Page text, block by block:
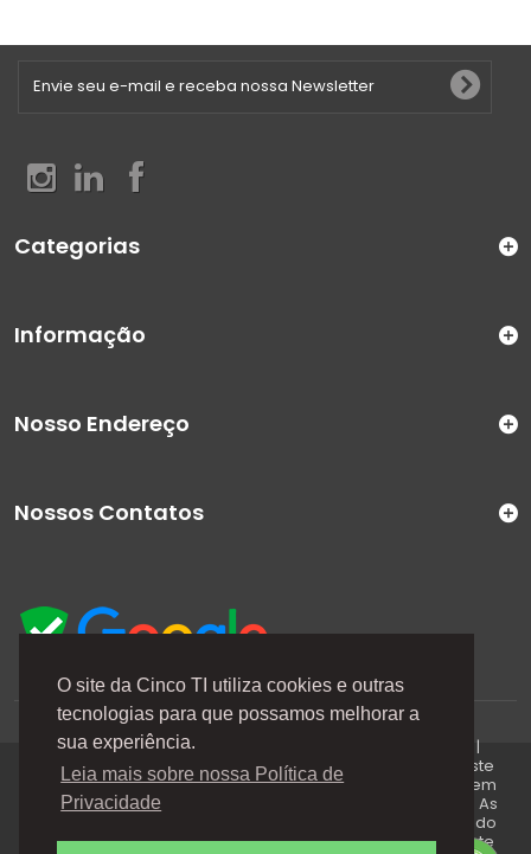
O site da Cinco TI utiliza cookies e outras
tecnologias para que possamos melhorar a
sua experiência.
Leia mais sobre nossa Política de
Privacidade
Categorias
Informação
A Cinco TI (5TI) é uma marca registrada de CINCO TI
COMERCIO E SERVICOS LTDA | CNPJ: 08.307.867/0001-04 |
Todos os direitos reservados. Os preços anunciados neste
site ou via e-mails promocionais podem ser alterados sem
prévio aviso. A 5TI não é responsável por erros descritos. As
fotos contidas nessa página são meramente ilustrativas do
produto e podem variar de acordo com o fornecedor/lote
Nosso Endereço
Nossos Contatos